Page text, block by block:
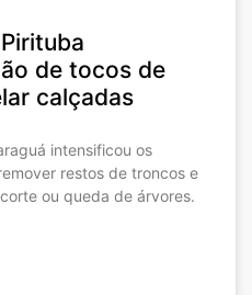
de tocos de
calçadas
intensificou os
restos de troncos e
ou queda de árvores.